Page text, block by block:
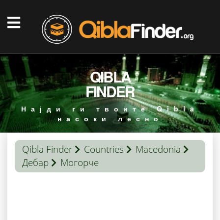
QIBLA
FINDER
Најди ги твоите Qibla
насоки лесно
Qibla Finder Countries
Macedonia
Дебар
Могорче